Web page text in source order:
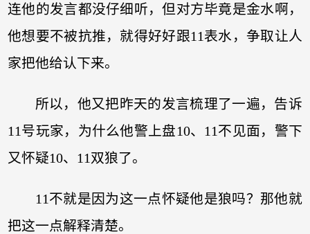
连他的发言都没仔细听，但对方毕竟是金水啊，
他想要不被抗推，就得好好跟11表水，争取让人
家把他给认下来。
所以，他又把昨天的发言梳理了一遍，告诉
11号玩家，为什么他警上盘10、11不见面，警下
又怀疑10、11双狼了。
11不就是因为这一点怀疑他是狼吗？那他就
把这一点解释清楚。